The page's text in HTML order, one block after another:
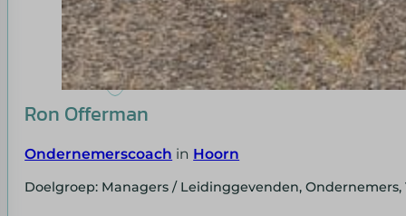
Ron Offerman
Ondernemerscoach in Hoorn
Doelgroep: Managers / Leidinggevenden, Ondernemers,